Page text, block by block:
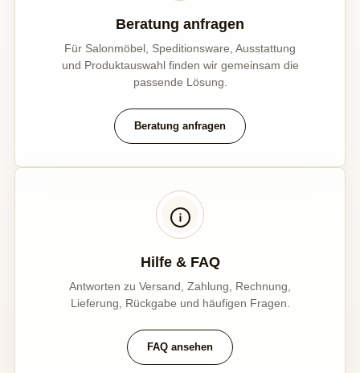
Beratung anfragen
Für Salonmöbel, Speditionsware, Ausstattung
und Produktauswahl finden wir gemeinsam die
passende Lösung.
Beratung anfragen
Hilfe & FAQ
Antworten zu Versand, Zahlung, Rechnung,
Lieferung, Rückgabe und häufigen Fragen.
FAQ ansehen